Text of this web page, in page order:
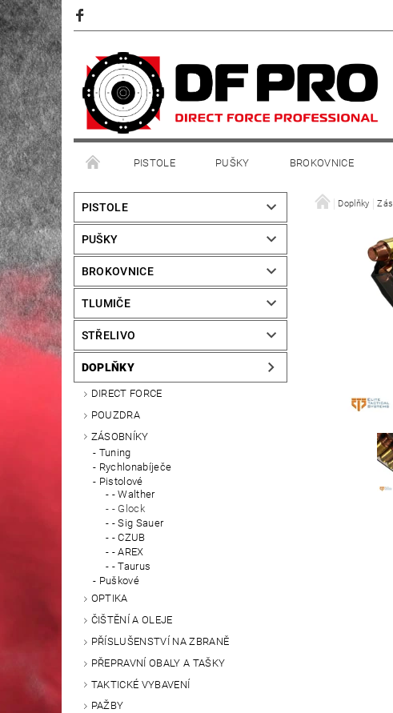
PISTOLE PUŠKY BROKOVNICE
PISTOLE
PUŠKY
BROKOVNICE
TLUMIČE
STŘELIVO
DOPLŇKY
DIRECT FORCE
POUZDRA
ZÁSOBNÍKY
Tuning
Rychlonabíječe
Pistolové
- Walther
- Glock
- Sig Sauer
- CZUB
- AREX
- Taurus
Puškové
OPTIKA
ČIŠTĚNÍ A OLEJE
PŘÍSLUŠENSTVÍ NA ZBRANĚ
PŘEPRAVNÍ OBALY A TAŠKY
TAKTICKÉ VYBAVENÍ
PAŽBY
Doplňky